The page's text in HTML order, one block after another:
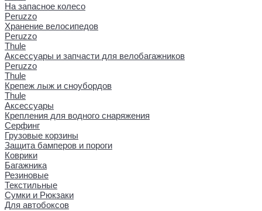
На запасное колесо
Peruzzo
Хранение велосипедов
Peruzzo
Thule
Аксессуары и запчасти для велобагажников
Peruzzo
Thule
Крепеж лыж и сноубордов
Thule
Аксессуары
Крепления для водного снаряжения
Серфинг
Грузовые корзины
Защита бамперов и пороги
Коврики
Багажника
Резиновые
Текстильные
Сумки и Рюкзаки
Для автобоксов